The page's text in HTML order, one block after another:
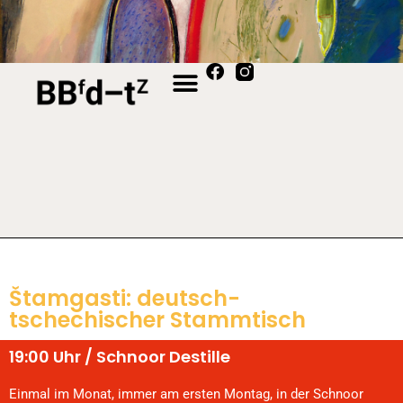
Štamgasti: deutsch-
tschechischer Stammtisch
19:00 Uhr / Schnoor Destille
Einmal im Monat, immer am ersten Montag, in der Schnoor